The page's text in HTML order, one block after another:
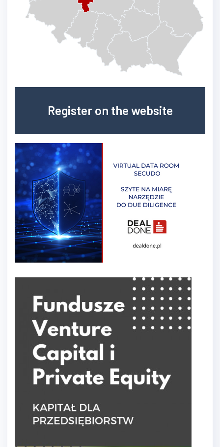
Register on the website